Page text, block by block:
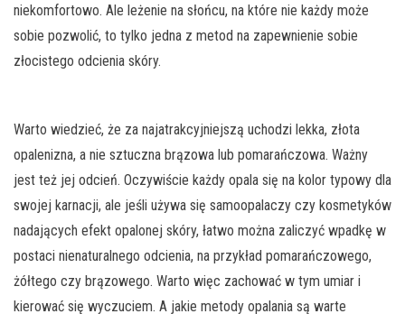
niekomfortowo. Ale leżenie na słońcu, na które nie każdy może
sobie pozwolić, to tylko jedna z metod na zapewnienie sobie
złocistego odcienia skóry.
Warto wiedzieć, że za najatrakcyjniejszą uchodzi lekka, złota
opalenizna, a nie sztuczna brązowa lub pomarańczowa. Ważny
jest też jej odcień. Oczywiście każdy opala się na kolor typowy dla
swojej karnacji, ale jeśli używa się samoopalaczy czy kosmetyków
nadających efekt opalonej skóry, łatwo można zaliczyć wpadkę w
postaci nienaturalnego odcienia, na przykład pomarańczowego,
żółtego czy brązowego. Warto więc zachować w tym umiar i
kierować się wyczuciem. A jakie metody opalania są warte